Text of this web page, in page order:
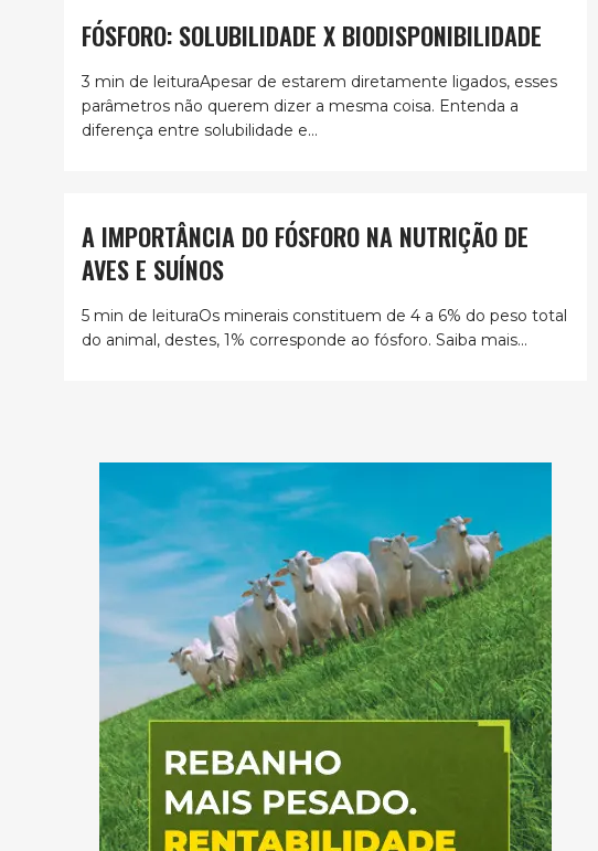
FÓSFORO: SOLUBILIDADE X BIODISPONIBILIDADE
3 min de leituraApesar de estarem diretamente ligados, esses
parâmetros não querem dizer a mesma coisa. Entenda a
diferença entre solubilidade e...
A IMPORTÂNCIA DO FÓSFORO NA NUTRIÇÃO DE
AVES E SUÍNOS
5 min de leituraOs minerais constituem de 4 a 6% do peso total
do animal, destes, 1% corresponde ao fósforo. Saiba mais...